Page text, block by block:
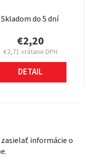
Skladom do 5 dní
€2,20
€2,71 vrátane DPH
Jednotková
cena:
DETAIL
informácie o